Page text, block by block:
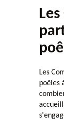
Les
poêles